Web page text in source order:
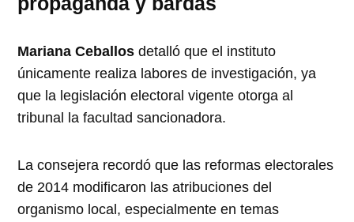
Mariana Ceballos detalló que el instituto
únicamente realiza labores de investigación, ya
que la legislación electoral vigente otorga al
tribunal la facultad sancionadora.
La consejera recordó que las reformas electorales
de 2014 modificaron las atribuciones del
organismo local, especialmente en temas